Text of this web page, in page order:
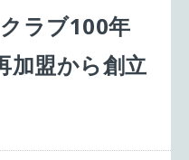
ラブ100年
盟から創立